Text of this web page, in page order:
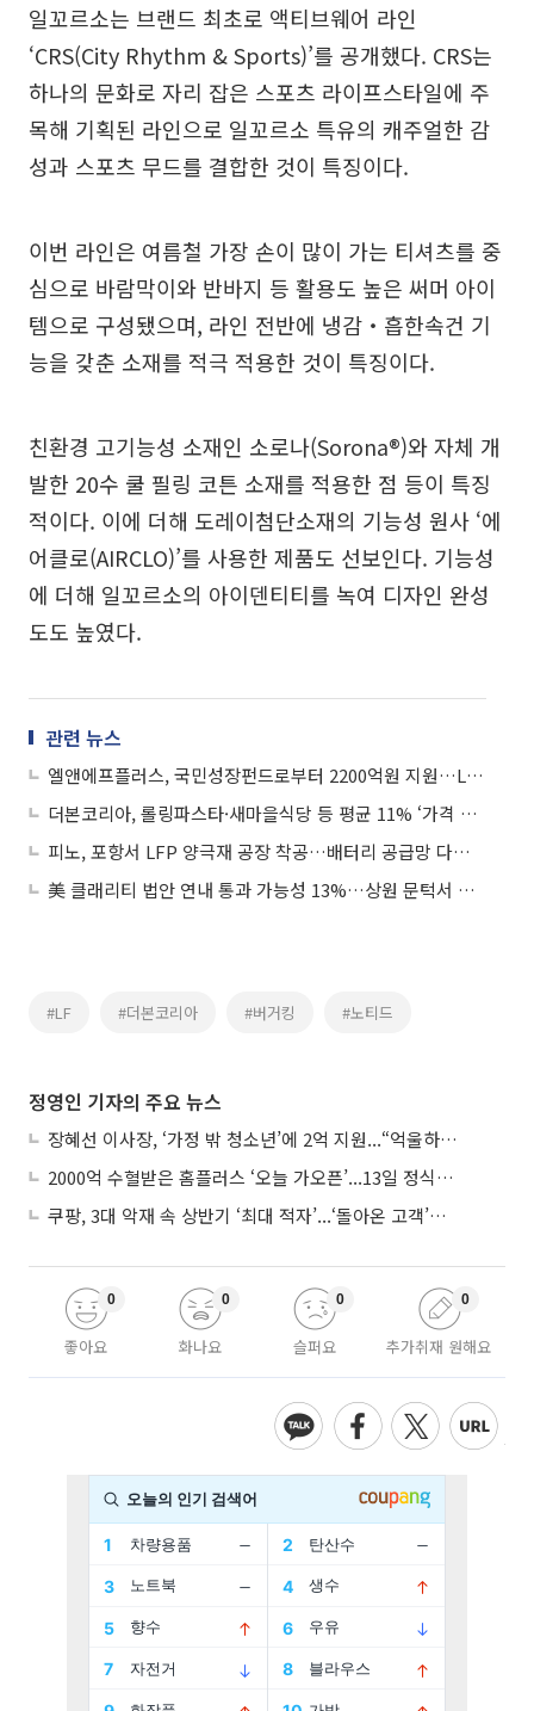
일꼬르소는 브랜드 최초로 액티브웨어 라인
‘CRS(City Rhythm & Sports)’를 공개했다. CRS는
하나의 문화로 자리 잡은 스포츠 라이프스타일에 주
목해 기획된 라인으로 일꼬르소 특유의 캐주얼한 감
성과 스포츠 무드를 결합한 것이 특징이다.
이번 라인은 여름철 가장 손이 많이 가는 티셔츠를 중
심으로 바람막이와 반바지 등 활용도 높은 써머 아이
템으로 구성됐으며, 라인 전반에 냉감‧흡한속건 기
능을 갖춘 소재를 적극 적용한 것이 특징이다.
친환경 고기능성 소재인 소로나(Sorona®)와 자체 개
발한 20수 쿨 필링 코튼 소재를 적용한 점 등이 특징
적이다. 이에 더해 도레이첨단소재의 기능성 원사 ‘에
어클로(AIRCLO)’를 사용한 제품도 선보인다. 기능성
에 더해 일꼬르소의 아이덴티티를 녹여 디자인 완성
도도 높였다.
관련 뉴스
엘앤에프플러스, 국민성장펀드로부터 2200억원 지원…LFP 양극재 양산 본격화
더본코리아, 롤링파스타·새마을식당 등 평균 11% ‘가격 인상’⋯빽다방 동결
피노, 포항서 LFP 양극재 공장 착공…배터리 공급망 다각화 본격화
美 클래리티 법안 연내 통과 가능성 13%…상원 문턱서 제동
#LF #더본코리아 #버거킹 #노티드
정영인 기자의 주요 뉴스
장혜선 이사장, ‘가정 밖 청소년’에 2억 지원...“억울하고 아파도 단단해지길”
2000억 수혈받은 홈플러스 ‘오늘 가오픈’...13일 정식 개장 시험대
쿠팡, 3대 악재 속 상반기 ‘최대 적자’...‘돌아온 고객’에 수익성 반등 주목
좋아요
0
화나요
0
슬퍼요
0
추가취재 원해요
0